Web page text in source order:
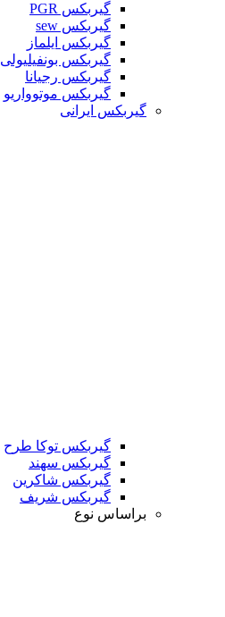
گیربکس PGR
گیربکس sew
گیربکس ایلماز
گیربکس بونفیلیولی
گیربکس رجیانا
گیربکس موتوواریو
گیربکس ایرانی
گیربکس توکا طرح
گیربکس سهند
گیربکس شاکرین
گیربکس شریف
براساس نوع